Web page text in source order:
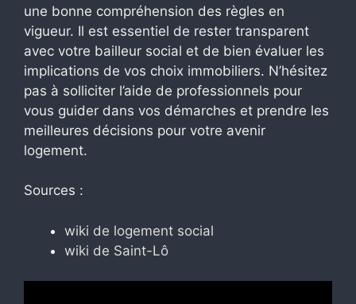
une bonne compréhension des règles en
vigueur. Il est essentiel de rester transparent
avec votre bailleur social et de bien évaluer les
implications de vos choix immobiliers. N’hésitez
pas à solliciter l’aide de professionnels pour
vous guider dans vos démarches et prendre les
meilleures décisions pour votre avenir
logement.
Sources :
wiki de logement social
wiki de Saint-Lô